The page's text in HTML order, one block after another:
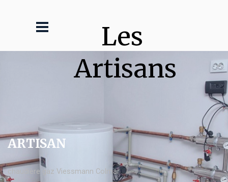
Les
Artisans
ARTISAN
chaudière gaz Viessmann Colmar